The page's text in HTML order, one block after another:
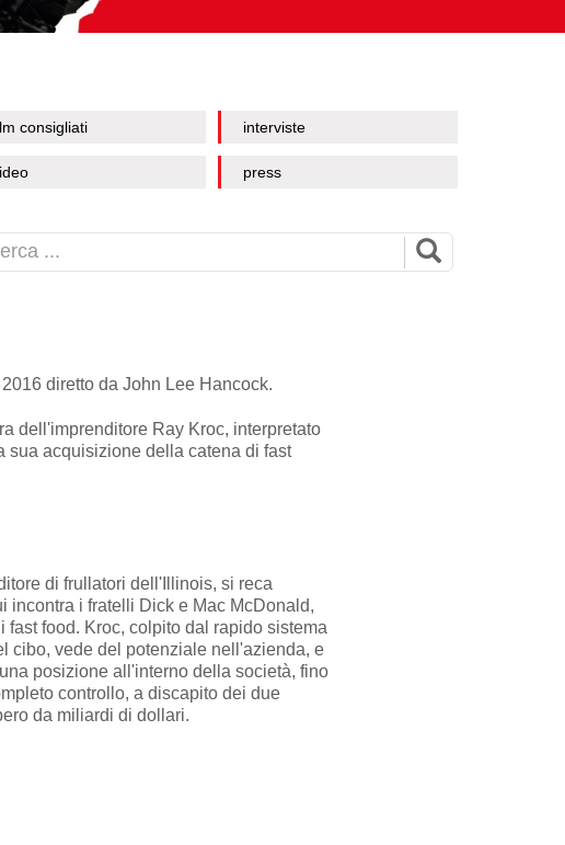
consigliati interviste
press
diretto da John Lee Hancock.
dell'imprenditore Ray Kroc, interpretato
sua acquisizione della catena di fast
di frullatori dell'Illinois, si reca
incontra i fratelli Dick e Mac McDonald,
fast food. Kroc, colpito dal rapido sistema
cibo, vede del potenziale nell'azienda, e
posizione all'interno della società, fino
controllo, a discapito dei due
da miliardi di dollari.